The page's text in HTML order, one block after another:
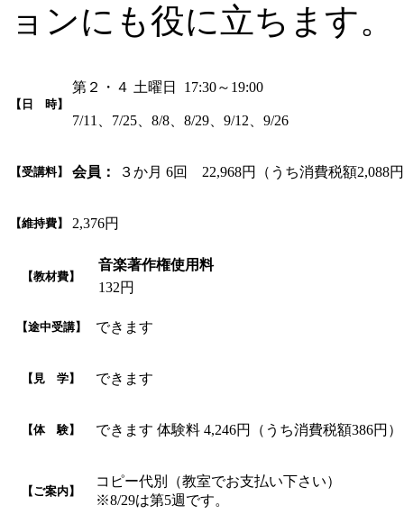
ョンにも役に立ちます。
【日 時】
第２・４ 土曜日 17:30～19:00
7/11、7/25、8/8、8/29、9/12、9/26
【受講料】 会員： ３か月 6回 22,968円（うち消費税額2,088
【維持費】 2,376円
【教材費】
音楽著作権使用料
132円
【途中受講】 できます
【見 学】 できます
【体 験】 できます 体験料 4,246円（うち消費税額386円）
【ご案内】
コピー代別（教室でお支払い下さい）
※8/29は第5週です。